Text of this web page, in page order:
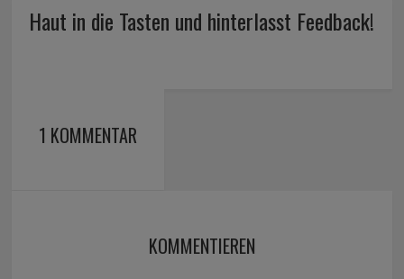
Haut in die Tasten und hinterlasst Feedback!
1 KOMMENTAR
KOMMENTIEREN